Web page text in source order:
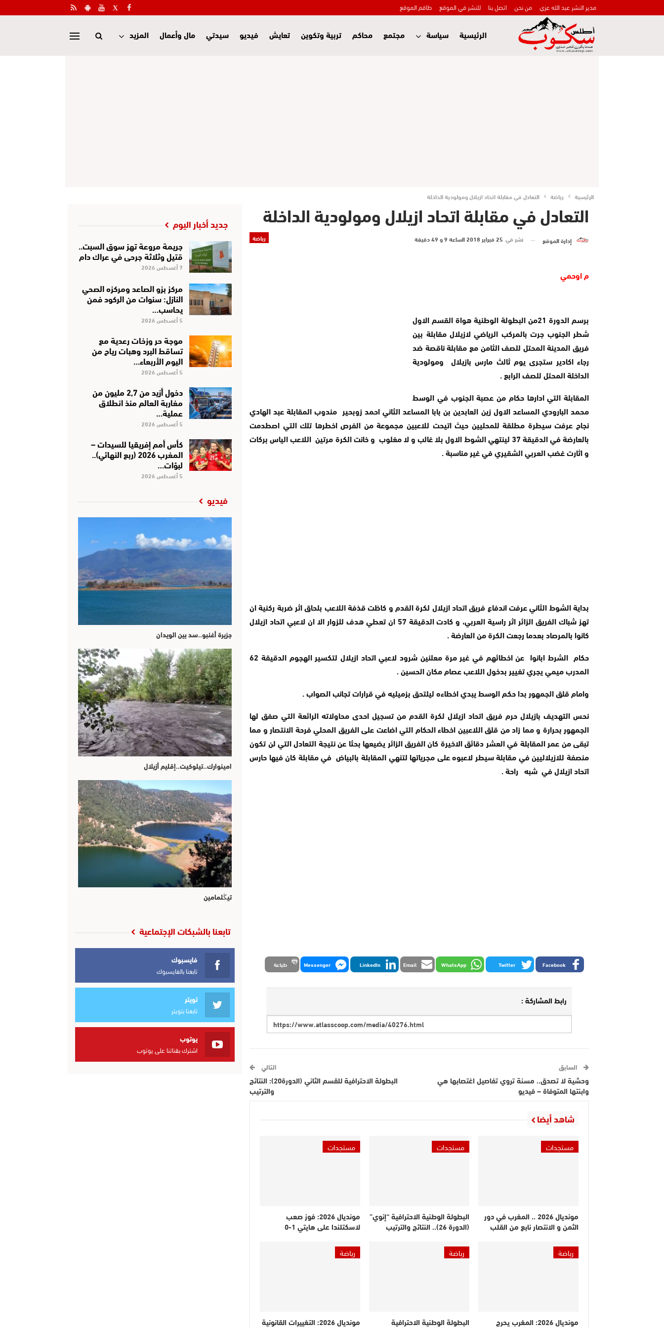
مدير النشر عبد الله عزي من نحن اتصل بنا للنشر في الموقع طاقم الموقع
الرئيسية سياسة مجتمع محاكم تربية وتكوين تعايش فيديو سيدتي مال وأعمال المزيد
الرئيسية رياضة التعادل في مقابلة اتحاد ازيلال ومولودية الداخلة
التعادل في مقابلة اتحاد ازيلال ومولودية الداخلة
رياضة إدارة الموقع نشر في 25 فبراير 2018 الساعة 9 و 49 دقيقة
م اوحمي
برسم الدورة 21من البطولة الوطنية هواة القسم الاول
شطر الجنوب جرت بالمركب الرياضي لازيلال مقابلة بين
فريق المدينة المحتل للصف الثامن مع مقابلة ناقصة ضد
رجاء اكادير ستجرى يوم ثالث مارس بازيلال ومولودية
الداخلة المحتل للصف الرابع .
المقابلة التي ادارها حكام من عصبة الجنوب في الوسط
محمد البارودي المساعد الاول زين العابدين بن بابا المساعد الثاني احمد زوبحير مندوب المقابلة عبد الهادي
نجاح عرفت سيطرة مطلقة للمحليين حيث اتيحت للاعبين مجموعة من الفرص اخطرها تلك التي اصطدمت
بالعارضة في الدقيقة 37 لينتهي الشوط الاول بلا غالب و لا مغلوب و خانت الكرة مرتين اللاعب الياس بركات
و اثارت غضب العربي الشقيري في غير مناسبة .
بداية الشوط الثاني عرفت اندفاع فريق اتحاد ازيلال لكرة القدم و كاظت قذفة اللاعب بلحاق اثر ضربة ركنية ان
تهز شباك الفريق الزائر اثر راسية العربي، و كادت الدقيقة 57 ان تعطي هدف للزوار الا ان لاعبي اتحاد ازيلال
كانوا بالمرصاد بعدما رجعت الكرة من العارضة .
حكام الشرط ابانوا عن اخطائهم في غير مرة معلنين شرود لاعبي اتحاد ازيلال لتكسير الهجوم الدقيقة 62
المدرب ميمي يجري تغيير بدخول اللاعب عصام مكان الحسين .
وامام قلق الجمهور بدا حكم الوسط يبدي اخطاءه ليلتحق بزميليه في قرارات تجانب الصواب .
نحس التهديف بازيلال حرم فريق اتحاد ازيلال لكرة القدم من تسجيل احدى محاولاته الرائعة التي صفق لها
الجمهور بحرارة و مما زاد من قلق اللاعبين اخطاء الحكام التي اضاعت على الفريق المحلي فرحة الانتصار و مما
تبقى من عمر المقابلة في العشر دقائق الاخيرة كان الفريق الزائر يضيعها بحثا عن نتيجة التعادل التي لن تكون
منصفة للازيلاليين في مقابلة سيطر لاعبوه على مجرياتها لتنهي المقابلة بالبياض في مقابلة كان فيها حارس
اتحاد ازيلال في شبه راحة .
Facebook
Twitter
WhatsApp
Email
LinkedIn
Messenger طباعة
رابط المشاركة :
السابق
وحشية لا تصدق.. مسنة تروي تفاصيل اغتصابها هي
وابنتها المتوفاة – فيديو
التالي
البطولة الاحترافية للقسم الثاني (الدورة20): النتائج
والترتيب
شاهد أيضا
مستجدات
مونديال 2026 .. المغرب في دور
الثمن و الانتصار نابع من القلب
مستجدات
البطولة الوطنية الاحترافية “إنوي”
(الدورة 26).. النتائج والترتيب
مستجدات
مونديال 2026: فوز صعب
لاسكتلندا على هايتي 1-0
رياضة
مونديال 2026: المغرب يحرج
رياضة
البطولة الوطنية الاحترافية
رياضة
مونديال 2026: التغييرات القانونية
جديد أخبار اليوم
جريمة مروعة تهز سوق السبت..
قتيل وثلاثة جرحى في عراك دام
7 أغسطس 2026
مركز بزو الصاعد ومركزه الصحي
النازل: سنوات من الركود فمن
يحاسب…
5 أغسطس 2026
موجة حر وزخات رعدية مع
تساقط البرد وهبات رياح من
اليوم الأربعاء…
5 أغسطس 2026
دخول أزيد من 2,7 مليون من
مغاربة العالم منذ انطلاق
عملية…
5 أغسطس 2026
كأس أمم إفريقيا للسيدات –
المغرب 2026 (ربع النهائي)..
لبؤات…
5 أغسطس 2026
فيديو
جزيرة أغنبو..سد بين الويدان
امينوارك..تيلوكيت..إقليم أزيلال
تيڭلمامين
تابعنا بالشبكات الإجتماعية
فايسبوك
تابعنا بالفايسبوك
تويتر
تابعنا بتويتر
يوتوب
اشترك بقناتنا على يوتوب